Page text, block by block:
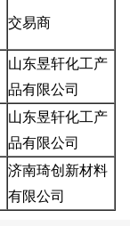
交易商
山东昱轩化工产
品有限公司
山东昱轩化工产
品有限公司
济南琦创新材料
有限公司